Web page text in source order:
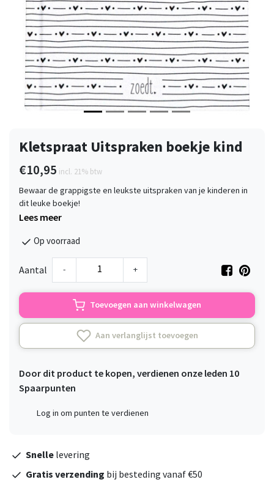
Kletspraat Uitspraken boekje kind
€10,95 incl. 21% btw
Bewaar de grappigste en leukste uitspraken van je kinderen in
dit leuke boekje!
Lees meer
Op voorraad
Aantal - +
Toevoegen aan winkelwagen
Aan verlanglijst toevoegen
Door dit product te kopen, verdienen onze leden 10
Spaarpunten
Log in om punten te verdienen
Snelle levering
Gratis verzending bij besteding vanaf €50